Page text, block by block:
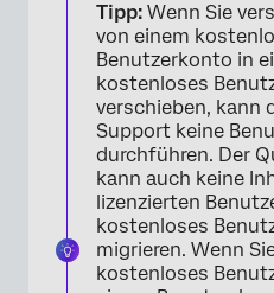
Tipp: Wenn Sie
von einem
Benutzerkonto in
kostenloses
verschieben, kann
Support keine
durchführen. Der
kann auch keine
lizenzierten
kostenloses
migrieren. Wenn
kostenloses